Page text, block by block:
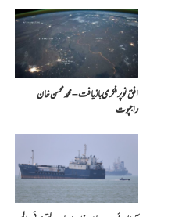
افق نو پر فکری بازیافت – محمد محسن خان
راجپوت